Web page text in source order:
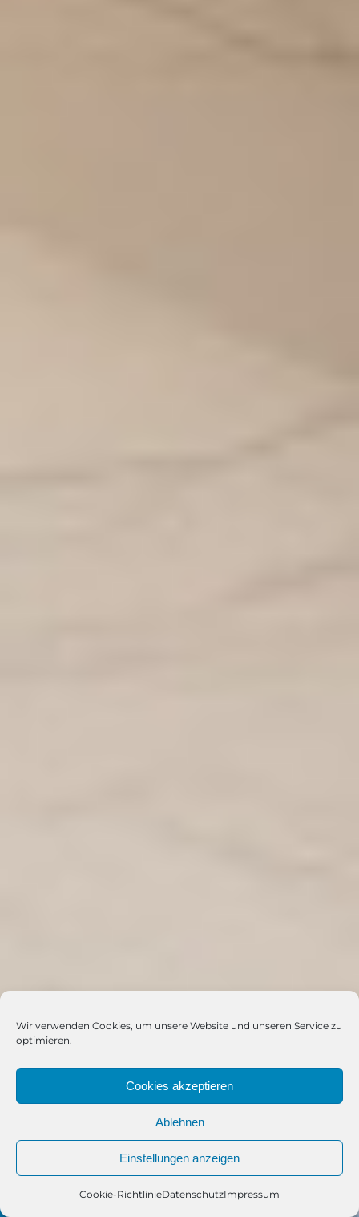
Wir verwenden Cookies, um unsere Website und unseren Service zu
optimieren.
Cookies akzeptieren
Ablehnen
Einstellungen anzeigen
Cookie-RichtlinieDatenschutzImpressum
Telefon Kontakt WhatsApp